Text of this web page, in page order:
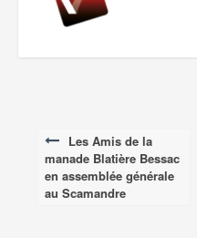
Post
navigation
Les Amis de la
manade Blatière Bessac
en assemblée générale
au Scamandre